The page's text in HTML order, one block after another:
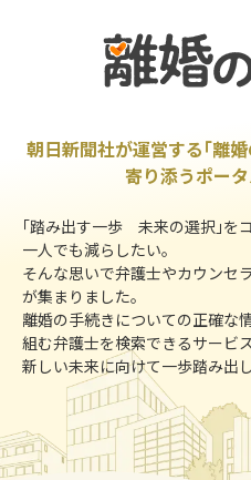
朝日新聞社が運営する｢離
寄り添うポータ
｢踏み出す一歩 未来の選択｣を
一人でも減らしたい。
そんな思いで弁護士やカウンセ
が集まりました。
離婚の手続きについての正確な
組む弁護士を検索できるサービ
新しい未来に向けて一歩踏み出